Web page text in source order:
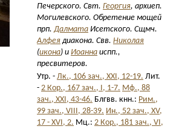
Печерского. Свт. Георгия, архиеп.
Могилевского. Обретение мощей
прп. Далмата Исетского. Сщмч.
Алфея диакона. Свв. Николая
(икона) и Иоанна испп.,
пресвитеров.
Утр. - Лк., 106 зач., XXI, 12-19. Лит.
- 2 Кор., 167 зач., I, 1-7. Мф., 88
зач., XXI, 43-46. Блгвв. кнн.: Рим.,
99 зач., VIII, 28-39. Ин., 52 зач., XV,
17 - XVI, 2. Мц.: 2 Кор., 181 зач., VI,